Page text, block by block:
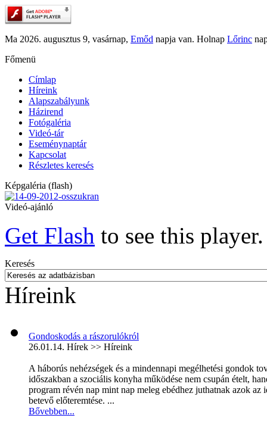
Ma 2026. augusztus 9, vasárnap, Emőd napja van. Holnap Lőrinc
Főmenü
Címlap
Híreink
Alapszabályunk
Házirend
Fotógaléria
Videó-tár
Eseménynaptár
Kapcsolat
Részletes keresés
Képgaléria (flash)
Videó-ajánló
Get Flash to see this player.
Keresés
Híreink
Gondoskodás a rászorulókról
26.01.14. Hírek >> Híreink
A háborús nehézségek és a mindennapi megélhetési gondok
időszakban a szociális konyha működése nem csupán ételt,
program révén nap mint nap meleg ebédhez juthatnak azok
betevő előteremtése. ...
Bővebben...